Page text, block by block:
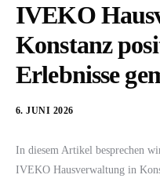
IVEKO
Konstanz
Erlebnisse
6. JUNI 2026
In diesem Artikel besprechen
IVEKO Hausverwaltung in